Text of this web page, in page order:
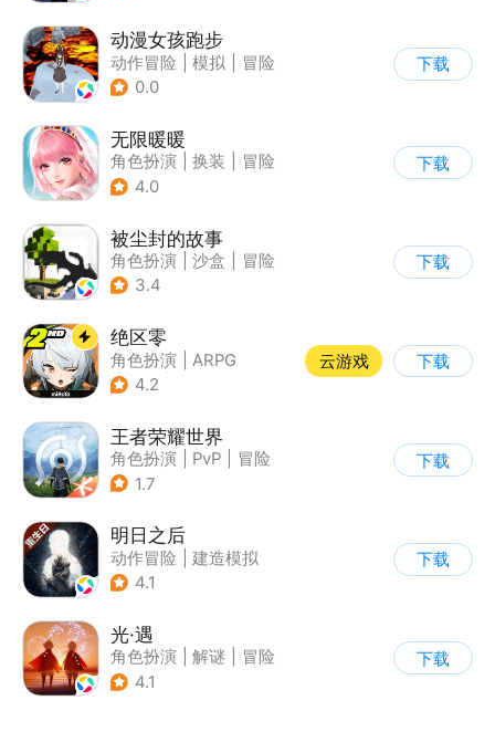
动漫女孩跑步
动作冒险 模拟
冒险
| 二次元
0.0
下载
无限暖暖
角色扮演 换装
冒险
| 开放世界
4.0
下载
被尘封的故事
角色扮演 沙盒
冒险
| 开放世界
3.4
下载
绝区零
角色扮演
ARPG
| 冒险
4.2
云游戏 下载
王者荣耀世界
角色扮演 PvP
冒险
| 开放世界
1.7
下载
明日之后
动作冒险
建造模拟
| 丧尸
4.1
下载
光·遇
角色扮演 解谜
冒险
| 开放世界
4.1
下载